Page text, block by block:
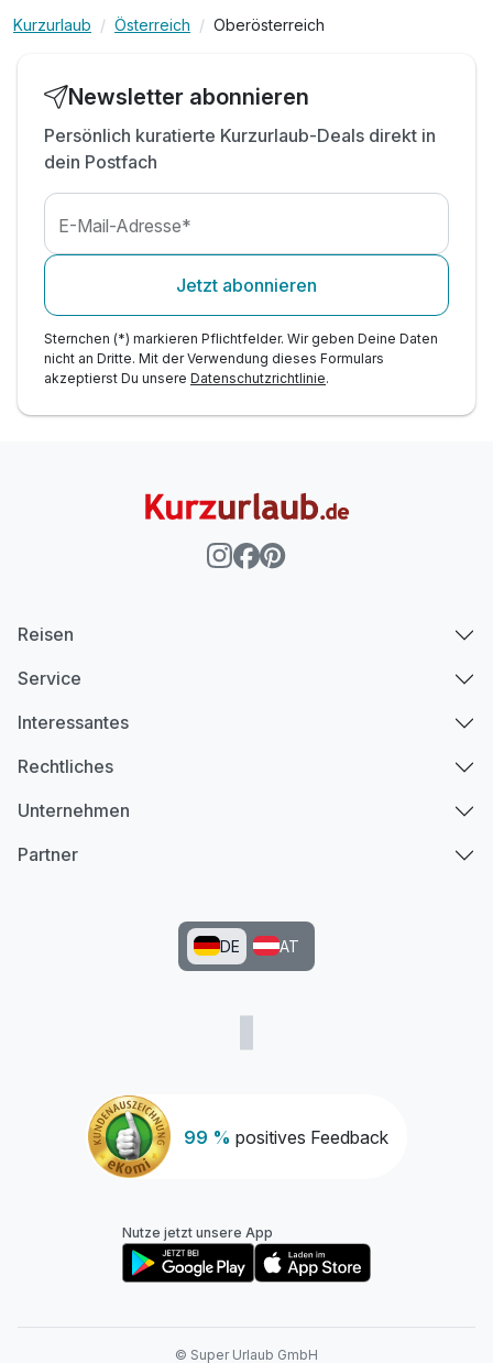
inkl. Softdrinks vom Buffet von 10:00 - 22:00 Uhr
inkl. Entspannung im Wellnessparadies &
Indoorpool
inkl. Finnische Sauna, Kräutersauna & Ruheinsel
inkl. Parkplatz- und W-LAN Nutzung im Hotel
Kurzurlaub Österreich Oberösterreich
Newsletter abonnieren
Persönlich kuratierte Kurzurlaub-Deals direkt in
dein Postfach
E-Mail-Adresse*
Jetzt abonnieren
Sternchen (*) markieren Pflichtfelder. Wir geben Deine Daten
nicht an Dritte. Mit der Verwendung dieses Formulars
akzeptierst Du unsere Datenschutzrichtlinie.
99 % positives Feedback
Reisen
Service
Interessantes
Rechtliches
Unternehmen
Partner
DE AT
Nutze jetzt unsere App
© Super Urlaub GmbH